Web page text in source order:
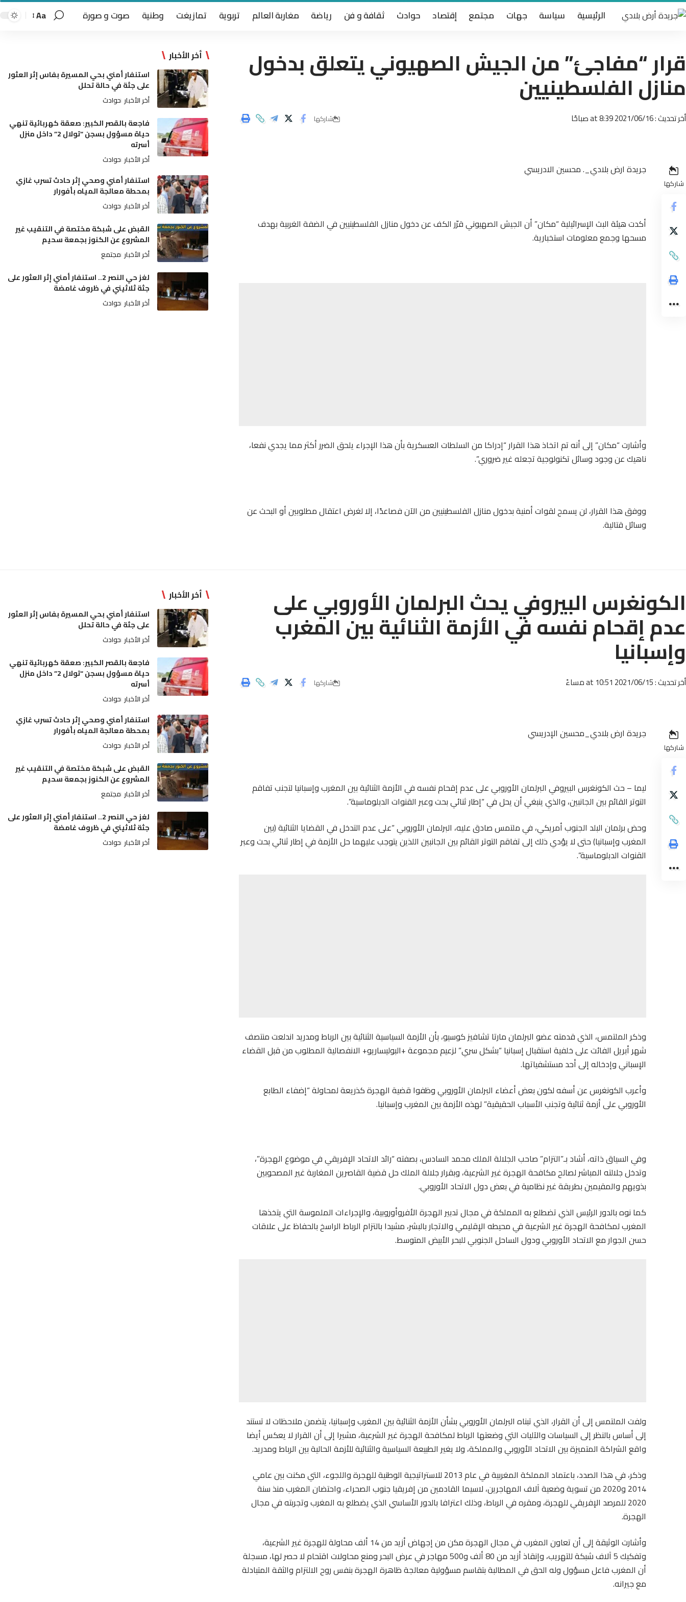
الرئيسية سياسة جهات مجتمع إقتصاد حوادث ثقافة و فن رياضة مغاربة العالم تربوية تمازيغت وطنية صوت و صورة Aa
قرار “مفاجئ” من الجيش الصهيوني يتعلق بدخول
منازل الفلسطينيين
أخر تحديث : 2021/06/16 at 8:39 صباحًا شاركها
شاركها
جريدة ارض بلادي_. محسين الادريسي
أكدت هيئة البث الإسرائيلية “مكان” أن الجيش الصهيوني قرّر الكف عن دخول منازل الفلسطينيين في الضفة الغربية بهدف
مسحها وجمع معلومات استخبارية.
وأشارت “مكان” إلى أنه تم اتخاذ هذا القرار “إدراكا من السلطات العسكرية بأن هذا الإجراء يلحق الضرر أكثر مما يجدي نفعا،
ناهيك عن وجود وسائل تكنولوجية تجعله غير ضروري”.
ووفق هذا القرار، لن يسمح لقوات أمنية بدخول منازل الفلسطينيين من الآن فصاعدًا، إلا لغرض اعتقال مطلوبين أو البحث عن
وسائل قتالية.
أخر الأخبار
استنفار أمني بحي المسيرة بفاس إثر العثور
على جثة في حالة تحلل
أخر الأخبار حوادث
فاجعة بالقصر الكبير: صعقة كهربائية تنهي
حياة مسؤول بسجن “تولال 2” داخل منزل
أسرته
أخر الأخبار حوادث
استنفار أمني وصحي إثر حادث تسرب غازي
بمحطة معالجة المياه بأفورار
أخر الأخبار حوادث
القبض على شبكة مختصة في التنقيب غير
المشروع عن الكنوز بجمعة سحيم
أخر الأخبار مجتمع
لغز حي النصر 2.. استنفار أمني إثر العثور على
جثة ثلاثيني في ظروف غامضة
أخر الأخبار حوادث
الكونغرس البيروفي يحث البرلمان الأوروبي على
عدم إقحام نفسه في الأزمة الثنائية بين المغرب
وإسبانيا
أخر تحديث : 2021/06/15 at 10:51 مساءً شاركها
شاركها
جريدة ارض بلادي_محسين الإدريسي
ليما – حث الكونغرس البيروفي البرلمان الأوروبي على عدم إقحام نفسه في الأزمة الثنائية بين المغرب وإسبانيا لتجنب تفاقم
التوتر القائم بين الجانبين، والذي ينبغي أن يحل في “إطار ثنائي بحت وعبر القنوات الدبلوماسية”.
وحض برلمان البلد الجنوب أمريكي، في ملتمس صادق عليه، البرلمان الأوروبي “على عدم التدخل في القضايا الثنائية (بين
المغرب وإسبانيا) حتى لا يؤدي ذلك إلى تفاقم التوتر القائم بين الجانبين اللذين يتوجب عليهما حل الأزمة في إطار ثنائي بحت وعبر
القنوات الدبلوماسية”.
وذكر الملتمس، الذي قدمته عضو البرلمان مارتا تشافيز كوسيو، بأن الأزمة السياسية الثنائية بين الرباط ومدريد اندلعت منتصف
شهر أبريل الفائت على خلفية استقبال إسبانيا “بشكل سري” لزعيم مجموعة +البوليساريو+ الانفصالية المطلوب من قبل القضاء
الإسباني وإدخاله إلى أحد مستشفياتها.
وأعرب الكونغرس عن أسفه لكون بعض أعضاء البرلمان الأوروبي وظفوا قضية الهجرة كذريعة لمحاولة “إضفاء الطابع
الأوروبي على أزمة ثنائية وتجنب الأسباب الحقيقية” لهذه الأزمة بين المغرب وإسبانيا.
وفي السياق ذاته، أشاد بـ”التزام” صاحب الجلالة الملك محمد السادس، بصفته “رائد الاتحاد الإفريقي في موضوع الهجرة”،
وتدخل جلالته المباشر لصالح مكافحة الهجرة غير الشرعية، وبقرار جلالة الملك حل قضية القاصرين المغاربة غير المصحوبين
بذويهم والمقيمين بطريقة غير نظامية في بعض دول الاتحاد الأوروبي.
كما نوه بالدور الرئيس الذي تضطلع به المملكة في مجال تدبير الهجرة الأفروأوروبية، والإجراءات الملموسة التي يتخذها
المغرب لمكافحة الهجرة غير الشرعية في محيطه الإقليمي والاتجار بالبشر، مشيدا بالتزام الرباط الراسخ بالحفاظ على علاقات
حسن الجوار مع الاتحاد الأوروبي ودول الساحل الجنوبي للبحر الأبيض المتوسط.
ولفت الملتمس إلى أن القرار، الذي تبناه البرلمان الأوروبي بشأن الأزمة الثنائية بين المغرب وإسبانيا، يتضمن ملاحظات لا تستند
إلى أساس بالنظر إلى السياسات والآليات التي وضعتها الرباط لمكافحة الهجرة غير الشرعية، مشيرا إلى أن القرار لا يعكس أيضا
واقع الشراكة المتميزة بين الاتحاد الأوروبي والمملكة، ولا يغير الطبيعة السياسية والثنائية للأزمة الحالية بين الرباط ومدريد.
وذكر، في هذا الصدد، باعتماد المملكة المغربية في عام 2013 للاستراتيجية الوطنية للهجرة واللجوء، التي مكنت بين عامي
2014 و2020 من تسوية وضعية آلاف المهاجرين، لاسيما القادمين من إفريقيا جنوب الصحراء، واحتضان المغرب منذ سنة
2020 للمرصد الإفريقي للهجرة، ومقره في الرباط، وذلك اعترافا بالدور الأساسي الذي يضطلع به المغرب وتجربته في مجال
الهجرة.
وأشارت الوثيقة إلى أن تعاون المغرب في مجال الهجرة مكن من إجهاض أزيد من 14 ألف محاولة للهجرة غير الشرعية،
وتفكيك 5 آلاف شبكة للتهريب، وإنقاذ أزيد من 80 ألف و500 مهاجر في عرض البحر ومنع محاولات اقتحام لا حصر لها، مسجلة
أن المغرب فاعل مسؤول وله الحق في المطالبة بتقاسم مسؤولية معالجة ظاهرة الهجرة بنفس روح الالتزام والثقة المتبادلة
مع جيرانه.
أخر الأخبار
استنفار أمني بحي المسيرة بفاس إثر العثور
على جثة في حالة تحلل
أخر الأخبار حوادث
فاجعة بالقصر الكبير: صعقة كهربائية تنهي
حياة مسؤول بسجن “تولال 2” داخل منزل
أسرته
أخر الأخبار حوادث
استنفار أمني وصحي إثر حادث تسرب غازي
بمحطة معالجة المياه بأفورار
أخر الأخبار حوادث
القبض على شبكة مختصة في التنقيب غير
المشروع عن الكنوز بجمعة سحيم
أخر الأخبار مجتمع
لغز حي النصر 2.. استنفار أمني إثر العثور على
جثة ثلاثيني في ظروف غامضة
أخر الأخبار حوادث